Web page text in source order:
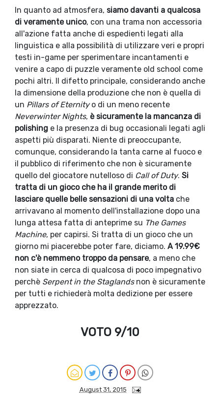
In quanto ad atmosfera, siamo davanti a qualcosa
di veramente unico, con una trama non accessoria
all'azione fatta anche di espedienti legati alla
linguistica e alla possibilità di utilizzare veri e propri
testi in-game per sperimentare incantamenti e
venire a capo di puzzle veramente old school come
pochi altri. Il difetto principale, considerando anche
la dimensione della produzione che non è quella di
un Pillars of Eternityo di un meno recente
Neverwinter Nights, è sicuramente la mancanza di
polishing e la presenza di bug occasionali legati agli
aspetti più disparati. Niente di preoccupante,
comunque, considerando la tanta carne al fuoco e
il pubblico di riferimento che non è sicuramente
quello del giocatore nutelloso di Call of Duty. Si
tratta di un gioco che ha il grande merito di
lasciare quelle belle sensazioni di una volta che
arrivavano al momento dell'installazione dopo una
lunga attesa fatta di anteprime su The Games
Machine, per capirsi. Si tratta di un gioco che un
giorno mi piacerebbe poter fare, diciamo. A 19.99€
non c'è nemmeno troppo da pensare, a meno che
non siate in cerca di qualcosa di poco impegnativo
perchè Serpent in the Staglands non è sicuramente
per tutti e richiederà molta dedizione per essere
apprezzato.
VOTO 9/10
August 31, 2015